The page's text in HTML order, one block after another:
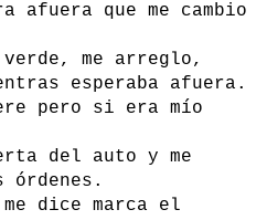
afuera que me cambio
me arreglo,
esperaba afuera.
pero si era mío
del auto y me
órdenes.
dice marca el